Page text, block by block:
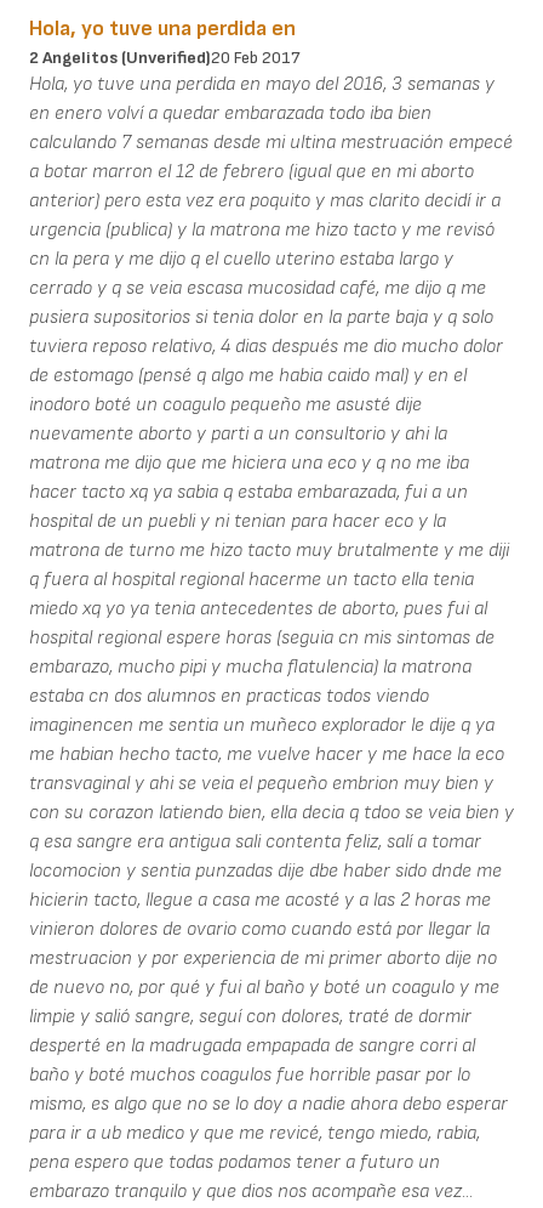
Hola, yo tuve una perdida en
2 Angelitos (unverified)20 Feb 2017
Hola, yo tuve una perdida en mayo del 2016, 3 semanas y
en enero volví a quedar embarazada todo iba bien
calculando 7 semanas desde mi ultina mestruación empecé
a botar marron el 12 de febrero (igual que en mi aborto
anterior) pero esta vez era poquito y mas clarito decidí ir a
urgencia (publica) y la matrona me hizo tacto y me revisó
cn la pera y me dijo q el cuello uterino estaba largo y
cerrado y q se veia escasa mucosidad café, me dijo q me
pusiera supositorios si tenia dolor en la parte baja y q solo
tuviera reposo relativo, 4 dias después me dio mucho dolor
de estomago (pensé q algo me habia caido mal) y en el
inodoro boté un coagulo pequeño me asusté dije
nuevamente aborto y parti a un consultorio y ahi la
matrona me dijo que me hiciera una eco y q no me iba
hacer tacto xq ya sabia q estaba embarazada, fui a un
hospital de un puebli y ni tenian para hacer eco y la
matrona de turno me hizo tacto muy brutalmente y me diji
q fuera al hospital regional hacerme un tacto ella tenia
miedo xq yo ya tenia antecedentes de aborto, pues fui al
hospital regional espere horas (seguia cn mis sintomas de
embarazo, mucho pipi y mucha flatulencia) la matrona
estaba cn dos alumnos en practicas todos viendo
imaginencen me sentia un muñeco explorador le dije q ya
me habian hecho tacto, me vuelve hacer y me hace la eco
transvaginal y ahi se veia el pequeño embrion muy bien y
con su corazon latiendo bien, ella decia q tdoo se veia bien y
q esa sangre era antigua sali contenta feliz, salí a tomar
locomocion y sentia punzadas dije dbe haber sido dnde me
hicierin tacto, llegue a casa me acosté y a las 2 horas me
vinieron dolores de ovario como cuando está por llegar la
mestruacion y por experiencia de mi primer aborto dije no
de nuevo no, por qué y fui al baño y boté un coagulo y me
limpie y salió sangre, seguí con dolores, traté de dormir
desperté en la madrugada empapada de sangre corri al
baño y boté muchos coagulos fue horrible pasar por lo
mismo, es algo que no se lo doy a nadie ahora debo esperar
para ir a ub medico y que me revicé, tengo miedo, rabia,
pena espero que todas podamos tener a futuro un
embarazo tranquilo y que dios nos acompañe esa vez...